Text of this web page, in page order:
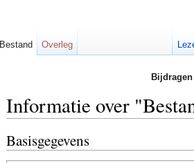
Informatie over
Basisgegevens
Bestand Overleg